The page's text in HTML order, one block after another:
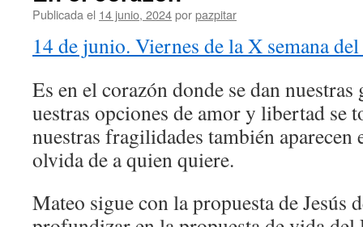
Publicada el 14 junio, 2024porpazpitar
14 de junio. Viernes de la X semana
Es en el corazón donde se dan
uestras opciones de amor y libertad se
nuestras fragilidades también aparecen
olvida de a quien quiere.
Mateo sigue con la propuesta de Jesús